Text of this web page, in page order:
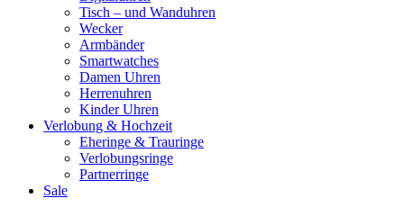
Tisch – und Wanduhren
Wecker
Armbänder
Smartwatches
Damen Uhren
Herrenuhren
Kinder Uhren
Verlobung & Hochzeit
Eheringe & Trauringe
Verlobungsringe
Partnerringe
Sale